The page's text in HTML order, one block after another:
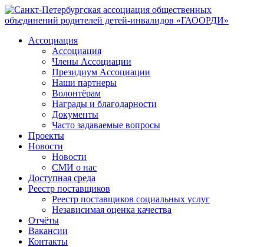
Ассоциация
Ассоциация
Члены Ассоциации
Президиум Ассоциации
Наши партнеры
Волонтёрам
Награды и благодарности
Документы
Часто задаваемые вопросы
Проекты
Новости
Новости
СМИ о нас
Доступная среда
Реестр поставщиков
Реестр поставщиков социальных услуг
Независимая оценка качества
Отчёты
Вакансии
Контакты